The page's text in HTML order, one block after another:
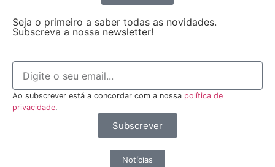
Seja o primeiro a saber todas as novidades.
Subscreva a nossa newsletter!
Ao subscrever está a concordar com a nossa política de
privacidade.
Subscrever
Notícias